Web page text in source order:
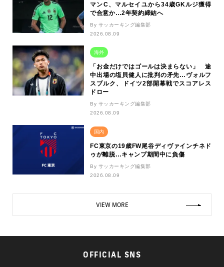
マンC、マルセイユから34歳GKルジ獲得
で合意か…2年契約締結へ
By サッカーキング編集部
2026.08.09
海外
「お金だけではゴールは決まらない」 途
中出場の塩貝健人に批判の矛先…ヴォルフ
スブルク、ドイツ2部開幕戦でスコアレス
ドロー
By サッカーキング編集部
2026.08.09
国内
FC東京の19歳FW尾谷ディヴァインチネド
ゥが離脱…キャンプ期間中に負傷
By サッカーキング編集部
2026.08.09
VIEW MORE
OFFICIAL SNS